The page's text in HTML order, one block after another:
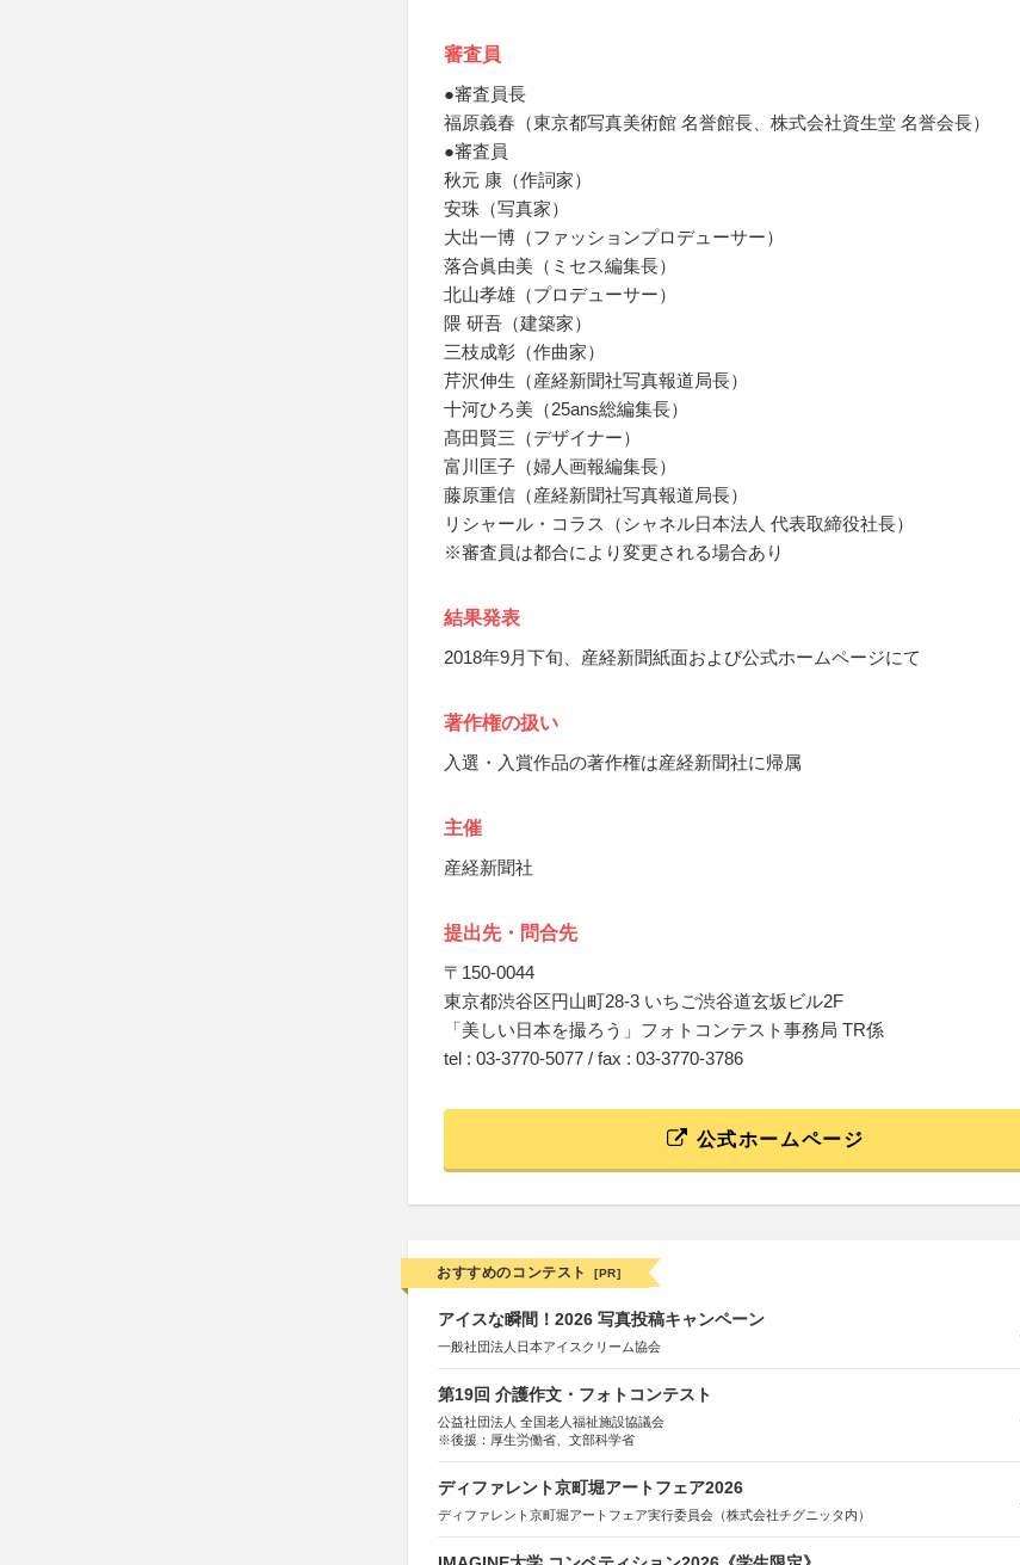
審査員
●審査員長
福原義春（東京都写真美術館 名誉館長、株式会社資生堂 名誉会長）
●審査員
秋元 康（作詞家）
安珠（写真家）
大出一博（ファッションプロデューサー）
落合眞由美（ミセス編集長）
北山孝雄（プロデューサー）
隈 研吾（建築家）
三枝成彰（作曲家）
芹沢伸生（産経新聞社写真報道局長）
十河ひろ美（25ans総編集長）
髙田賢三（デザイナー）
富川匡子（婦人画報編集長）
藤原重信（産経新聞社写真報道局長）
リシャール・コラス（シャネル日本法人 代表取締役社長）
※審査員は都合により変更される場合あり
結果発表
2018年9月下旬、産経新聞紙面および公式ホームページにて
著作権の扱い
入選・入賞作品の著作権は産経新聞社に帰属
主催
産経新聞社
提出先・問合先
〒150-0044
東京都渋谷区円山町28-3 いちご渋谷道玄坂ビル2F
「美しい日本を撮ろう」フォトコンテスト事務局 TR係
tel : 03-3770-5077 / fax : 03-3770-3786
公式ホームページ
おすすめのコンテスト [PR]
アイスな瞬間！2026 写真投稿キャンペーン
一般社団法人日本アイスクリーム協会
第19回 介護作文・フォトコンテスト
公益社団法人 全国老人福祉施設協議会
※後援：厚生労働省、文部科学省
ディファレント京町堀アートフェア2026
ディファレント京町堀アートフェア実行委員会（株式会社チグニッタ内）